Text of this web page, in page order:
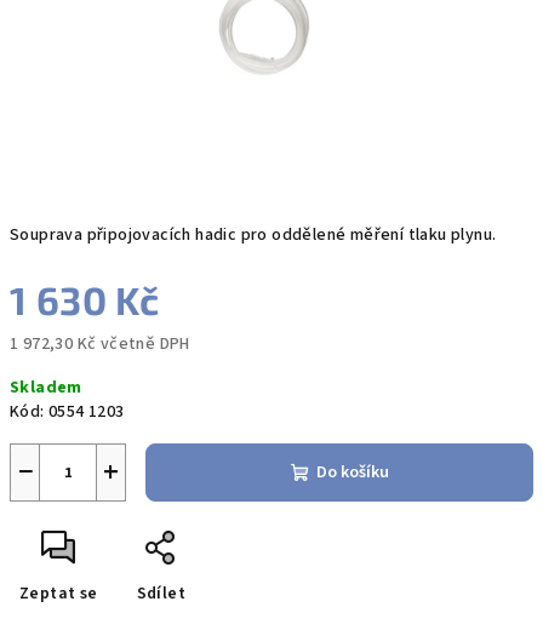
Souprava připojovacích hadic pro oddělené měření tlaku plynu.
1 630 Kč
1 972,30 Kč včetně DPH
cena:
Skladem
Kód: 0554 1203
+
− Do košíku
Zeptat se Sdílet